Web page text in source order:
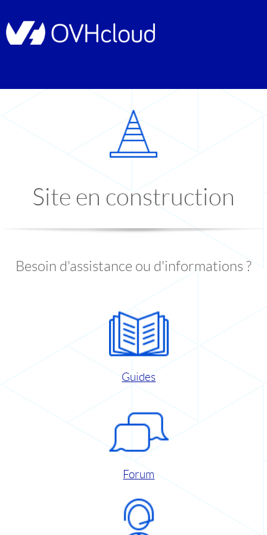
Site en construction
Besoin d'assistance ou d'informations ?
Guides
Forum